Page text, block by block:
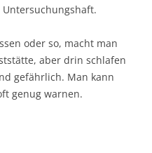
Untersuchungshaft.
oder so, macht man
aber drin schlafen
gefährlich. Man kann
genug warnen.